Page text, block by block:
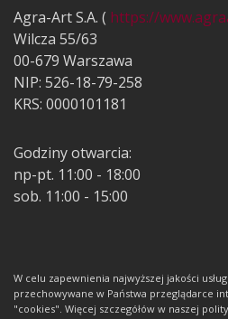
Agra-Art S.A. ( https://
Wilcza 55/63
00-679 Warszawa
NIP: 526-18-79-258
KRS: 0000101181
Godziny otwarcia:
np-pt. 11:00 - 18:00
sob. 11:00 - 15:00
W celu zapewnienia najwyższej jakości
przechowywane w Państwa przeglądarce
"cookies". Więcej szczegółów w naszej